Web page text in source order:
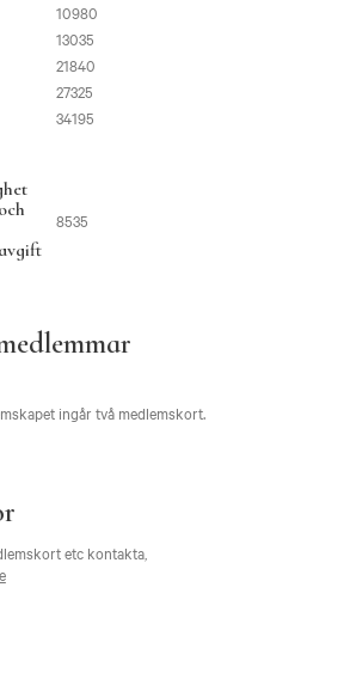
10980
13035
21840
27325
34195
8535
ingår två medlemskort.
etc kontakta,